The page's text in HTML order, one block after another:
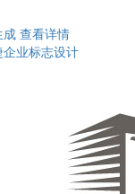
成 查看详情
企业标志设计